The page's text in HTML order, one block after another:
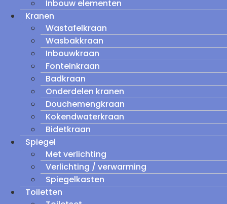
Inbouw elementen
Kranen
Wastafelkraan
Wasbakkraan
Inbouwkraan
Fonteinkraan
Badkraan
Onderdelen kranen
Douchemengkraan
Kokendwaterkraan
Bidetkraan
Spiegel
Met verlichting
Verlichting / verwarming
Spiegelkasten
Toiletten